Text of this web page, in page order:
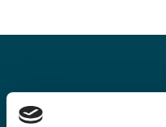
Blijf op de